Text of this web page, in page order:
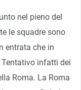
nel pieno del
le squadre sono
entrata che in
infatti dei
Roma. La Roma